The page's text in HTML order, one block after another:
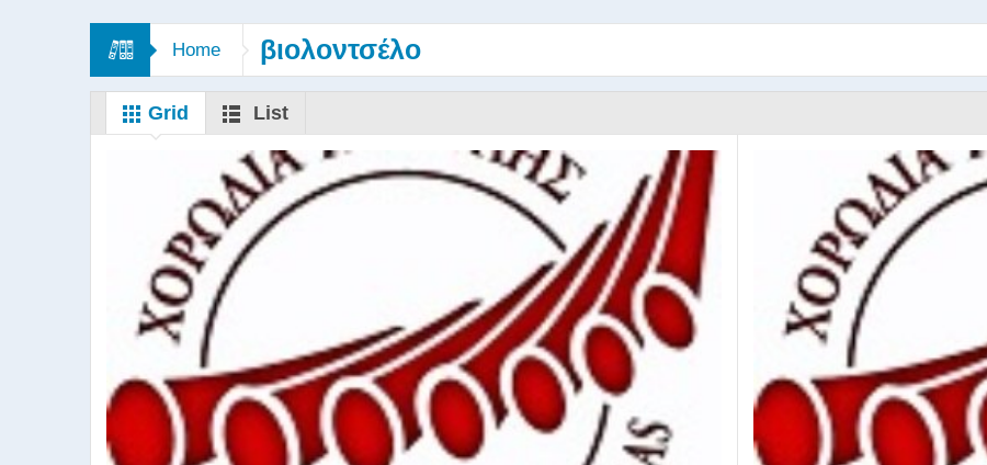
Home βιολοντσέλο
Grid List